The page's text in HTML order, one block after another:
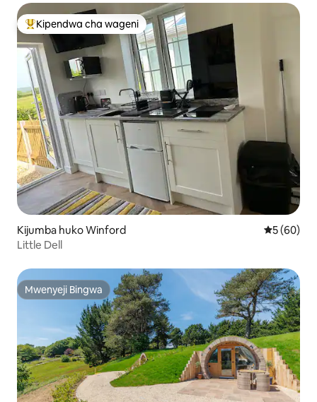
Kipendwa maarufu cha wageni
Kipendwa cha wageni
Kijumba huko Winford Ukadiriaji
5 (60)
Little Dell
Mwenyeji Bingwa
Mwenyeji Bingwa